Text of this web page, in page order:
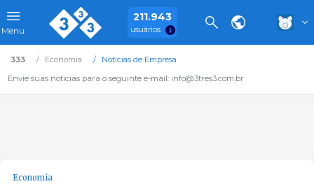
Menu
211.943
usuários
333 Economia
Notícias de Empresa
Envie suas notícias para o seguinte e-mail: info@3tres3.com.br
Economia